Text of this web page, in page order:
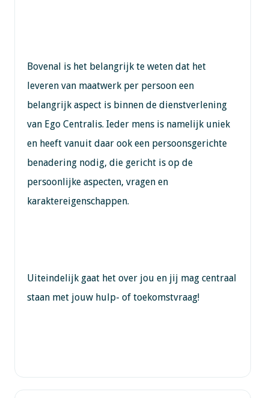
Bovenal is het belangrijk te weten dat het
leveren van maatwerk per persoon een
belangrijk aspect is binnen de dienstverlening
van Ego Centralis. Ieder mens is namelijk uniek
en heeft vanuit daar ook een persoonsgerichte
benadering nodig, die gericht is op de
persoonlijke aspecten, vragen en
karaktereigenschappen.
Uiteindelijk gaat het over jou en jij mag centraal
staan met jouw hulp- of toekomstvraag!